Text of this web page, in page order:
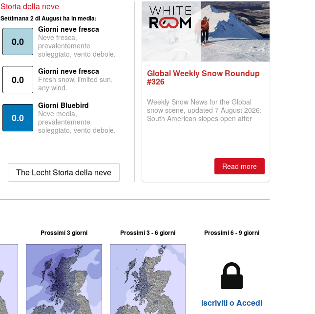
Storia della neve
Settimana 2 di August ha in media:
0.0
Giorni neve fresca
Neve fresca,
prevalentemente
soleggiato, vento debole.
0.0
Giorni neve fresca
Fresh snow, limited sun,
any wind.
0.0
Giorni Bluebird
Neve media,
prevalentemente
soleggiato, vento debole.
The Lecht Storia della neve
Global Weekly Snow Roundup
#326
Weekly Snow News for the Global
snow scene, updated 7 August 2026:
South American slopes open after
two outdoor areas still open.
Read more
Prossimi 3 giorni Prossimi 3 - 6 giorni Prossimi 6 - 9 giorni
Iscriviti o Accedi